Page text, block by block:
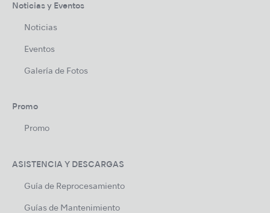
Noticias y Eventos
Noticias
Eventos
Galería de Fotos
Promo
Promo
ASISTENCIA Y DESCARGAS
Guía de Reprocesamiento
Guías de Mantenimiento